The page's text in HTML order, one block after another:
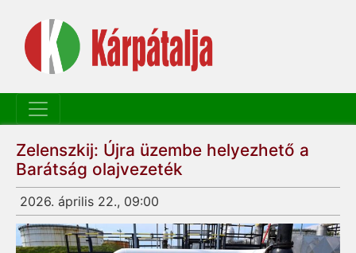
Zelenszkij: Újra üzembe helyezhető a
Barátság olajvezeték
2026. április 22., 09:00